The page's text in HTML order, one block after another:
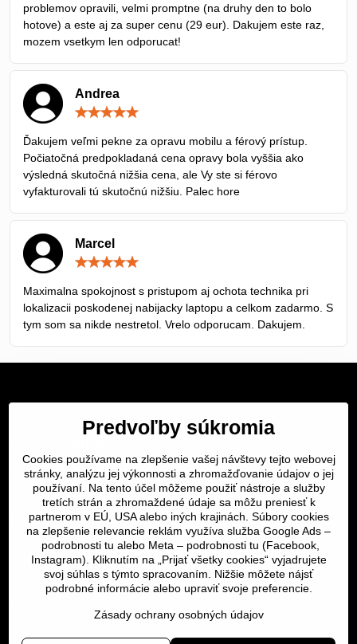
problemov opravili, velmi promptne (na druhy den to bolo
hotove) a este aj za super cenu (29 eur). Dakujem este raz,
mozem vsetkym len odporucat!
Andrea
5
Ďakujem veľmi pekne za opravu mobilu a férový prístup.
Počiatočná predpokladaná cena opravy bola vyššia ako
výsledná skutočná nižšia cena, ale Vy ste si férovo
vyfakturovali tú skutočnú nižšiu. Palec hore
Marcel
5
Maximalna spokojnost s pristupom aj ochota technika pri
lokalizacii poskodenej nabijacky laptopu a celkom zadarmo. S
tym som sa nikde nestretol. Vrelo odporucam. Dakujem.
Servis Bratislava
Servis Košice
Dôležité odkazy
SERVIS KURIÉROM
Servis a oprava | slovit.sk
Predvoľby súkromia
Cookies používame na zlepšenie vašej návštevy tejto webovej
stránky, analýzu jej výkonnosti a zhromažďovanie údajov o jej
používaní. Na tento účel môžeme použiť nástroje a služby
tretích strán a zhromaždené údaje sa môžu preniesť k
partnerom v EÚ, USA alebo iných krajinách. Súbory cookies
na zlepšenie relevancie reklám využíva služba Google Ads –
podrobnosti tu alebo Meta – podrobnosti tu (Facebook,
Instagram). Kliknutím na „Prijať všetky cookies“ vyjadrujete
svoj súhlas s týmto spracovaním. Nižšie môžete nájsť
podrobné informácie alebo upraviť svoje preferencie.
Zásady ochrany osobných údajov